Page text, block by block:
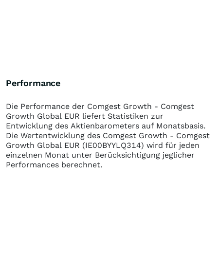
Performance
Die Performance der Comgest Growth - Comgest
Growth Global EUR liefert Statistiken zur
Entwicklung des Aktienbarometers auf Monatsbasis.
Die Wertentwicklung des Comgest Growth - Comgest
Growth Global EUR (IE00BYYLQ314) wird für jeden
einzelnen Monat unter Berücksichtigung jeglicher
Performances berechnet.